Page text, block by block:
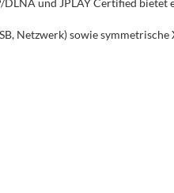
und JPLAY Certified
Netzwerk) sowie